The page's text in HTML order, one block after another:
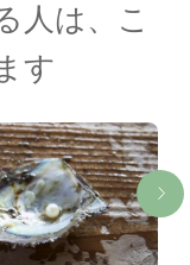
人は、こ
す